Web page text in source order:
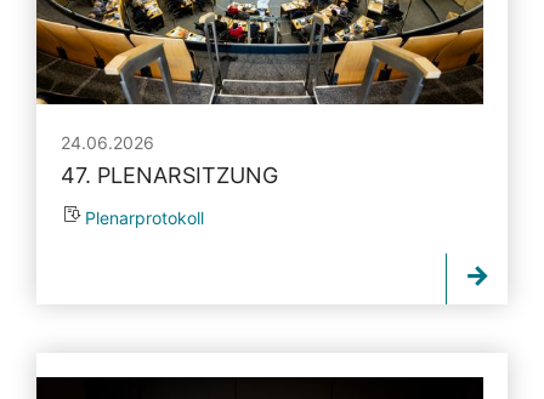
24.06.2026
47. PLENARSITZUNG
Plenarprotokoll